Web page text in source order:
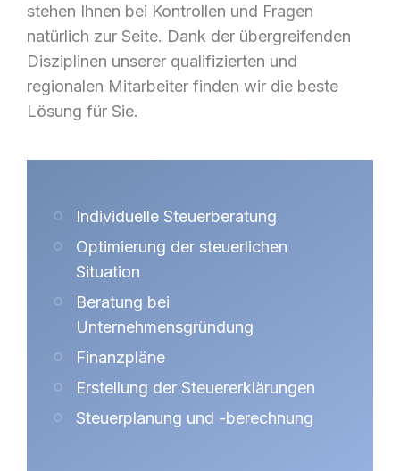
stehen Ihnen bei Kontrollen und Fragen
natürlich zur Seite. Dank der übergreifenden
Disziplinen unserer qualifizierten und
regionalen Mitarbeiter finden wir die beste
Lösung für Sie.
Individuelle Steuerberatung
Optimierung der steuerlichen
Situation
Beratung bei
Unternehmensgründung
Finanzpläne
Erstellung der Steuererklärungen
Steuerplanung und -berechnung